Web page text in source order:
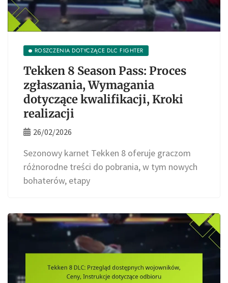
ROSZCZENIA DOTYCZĄCE DLC FIGHTER
Tekken 8 Season Pass: Proces
zgłaszania, Wymagania
dotyczące kwalifikacji, Kroki
realizacji
26/02/2026
Sezonowy karnet Tekken 8 oferuje graczom
różnorodne treści do pobrania, w tym nowych
bohaterów, etapy